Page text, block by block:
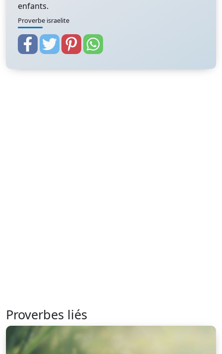
enfants.
Proverbe israelite
Proverbes liés